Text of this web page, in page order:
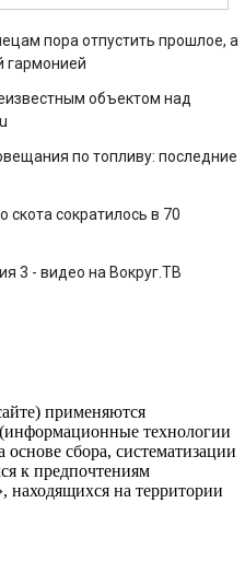
пора отпустить прошлое, а
гармонией
объектом над
по топливу: последние
скота сократилось в 70
3 - видео на Вокруг.ТВ
применяются
(информационные технологии
сбора, систематизации
к предпочтениям
находящихся на территории